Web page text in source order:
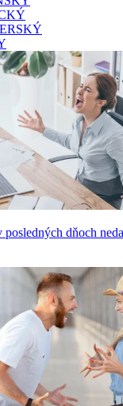
posledných dňoch